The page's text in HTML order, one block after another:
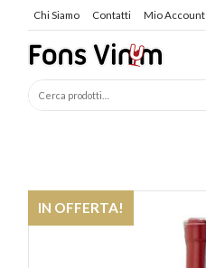
Chi Siamo Contatti Mio Account
IN OFFERTA!